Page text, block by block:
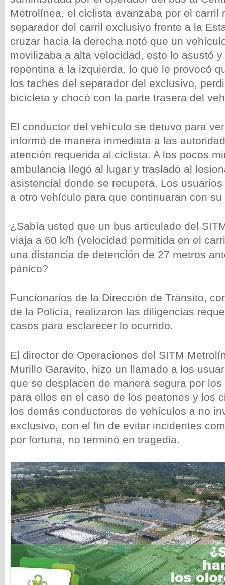
Metrolínea, el ciclista avanzaba por el carril
separador del carril exclusivo frente a la
cruzar hacia la derecha notó que un
movilizaba a alta velocidad, esto lo asustó
repentina a la izquierda, lo que le provocó
los taches del separador del exclusivo,
bicicleta y chocó con la parte trasera del
El conductor del vehículo se detuvo para
informó de manera inmediata a las
atención requerida al ciclista. A los pocos
ambulancia llegó al lugar y trasladó al
asistencial donde se recupera. Los
a otro vehículo para que continuaran con su
¿Sabía usted que un bus articulado del
viaja a 60 k/h (velocidad permitida en el
una distancia de detención de 27 metros
pánico?
Funcionarios de la Dirección de Tránsito,
de la Policía, realizaron las diligencias
casos para esclarecer lo ocurrido.
El director de Operaciones del SITM
Murillo Garavito, hizo un llamado a los
que se desplacen de manera segura por
para ellos en el caso de los peatones y los
los demás conductores de vehículos a no
exclusivo, con el fin de evitar incidentes
por fortuna, no terminó en tragedia.